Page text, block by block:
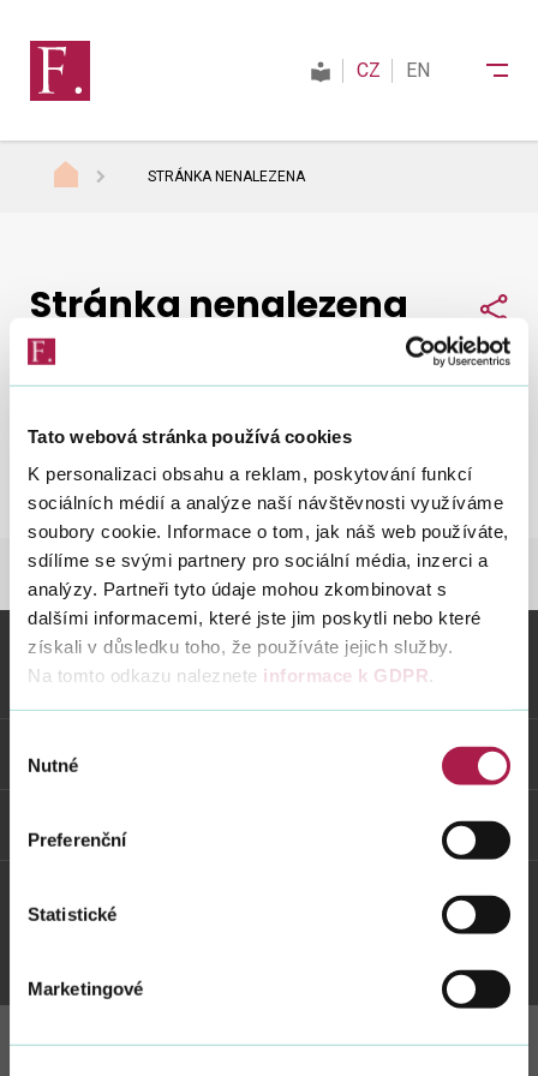
Tato webová stránka používá cookies
K personalizaci obsahu a reklam, poskytování funkcí
sociálních médií a analýze naší návštěvnosti využíváme
soubory cookie. Informace o tom, jak náš web používáte,
sdílíme se svými partnery pro sociální média, inzerci a
analýzy. Partneři tyto údaje mohou zkombinovat s
dalšími informacemi, které jste jim poskytli nebo které
získali v důsledku toho, že používáte jejich služby.
Na tomto odkazu naleznete informace k GDPR.
souhlasu
Nutné
Preferenční
Statistické
Marketingové
Daně
Mezinárodní spolupráce
Kontakty
Vyhledat na webu
CZ EN
STRÁNKA NENALEZENA
Nepodařilo se nám najít, co jste hledali.
Zkuste to
znovu.
Stránka nenalezena
STRÁNKA NENALEZENA
Vybrané informace
Odkazy
Weby FS
Instagram